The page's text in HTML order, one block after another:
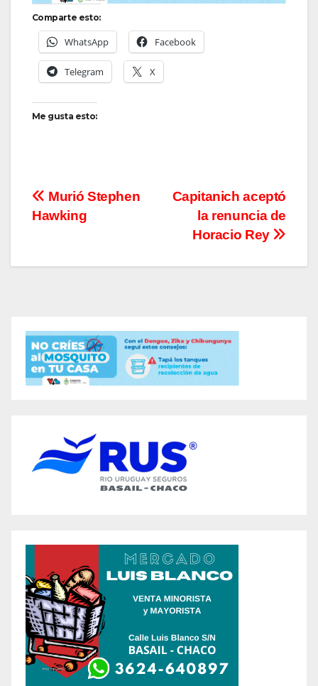
Comparte esto:
WhatsApp Facebook
Telegram X
Me gusta esto:
Navegación
entradas
Capitanich aceptó
la renuncia de
Horacio Rey
Murió Stephen
Hawking